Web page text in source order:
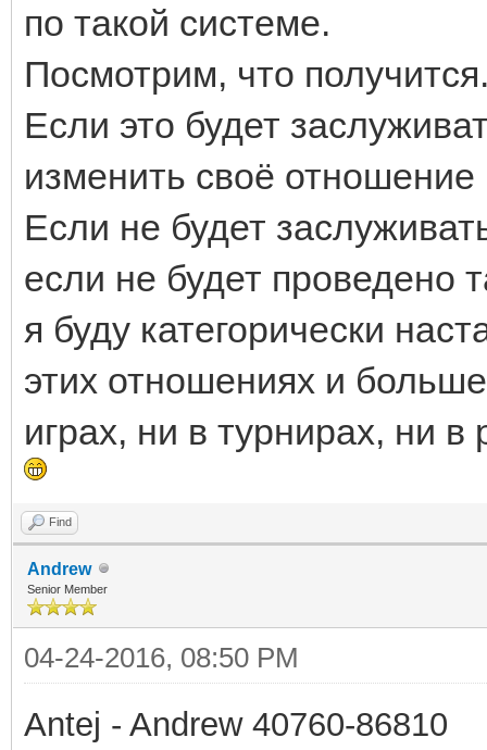
по такой системе.
Посмотрим, что
Если это будет
изменить своё отношение
Если не будет
если не будет проведено
я буду категорически
этих отношениях и
играх, ни в турнирах, ни в
Find
Andrew
Senior Member
04-24-2016, 08:50 PM
Antej - Andrew 40760-86810